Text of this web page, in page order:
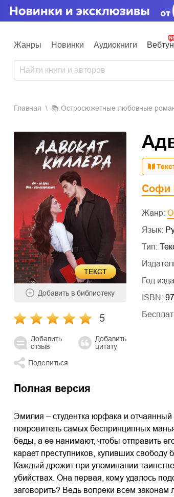
Жанры Новинки Аудиокниги
Главная 📚 остросюжетные любовные
ТЕКСТ
Добавить в библиотеку
5
Добавить
отзыв
Добавить
цитату
Поделиться
Софи
Жанр:
Язык:
Тип:
Год
ISBN:
Полная версия
Эмилия – студентка юрфака и
покровитель самых беспринципных
беды, а ее нанимают, чтобы отправить
карает преступников, купивших
Каждый дрожит при упоминании
убийствах. Она первая, кому удалось
заговорить? Ведь вопреки всем законам